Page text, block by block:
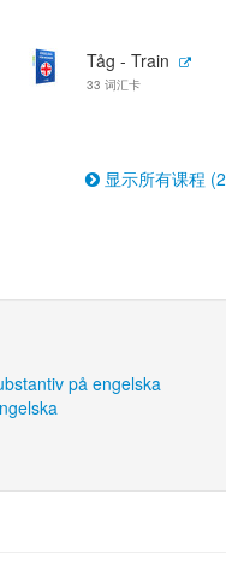
Tåg - Train
33 词汇卡
显示所有课程
på engelska